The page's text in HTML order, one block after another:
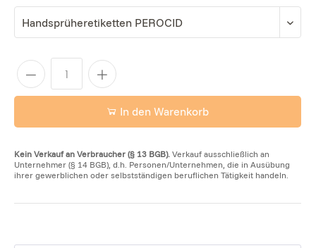
In den Warenkorb
Kein Verkauf an Verbraucher (§ 13 BGB). Verkauf ausschließlich an
Unternehmer (§ 14 BGB), d.h. Personen/Unternehmen, die in Ausübung
ihrer gewerblichen oder selbstständigen beruflichen Tätigkeit handeln.